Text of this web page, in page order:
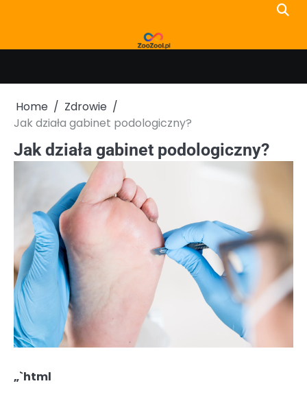
Home
Zdrowie
Jak działa gabinet podologiczny?
Jak działa gabinet podologiczny?
„`html